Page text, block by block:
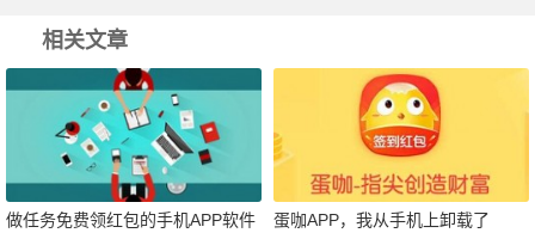
相关文章
做任务免费领红包的手机APP软件
蛋咖APP，我从手机上卸载了